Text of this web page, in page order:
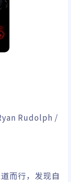
Rudolph /
而行，发现自